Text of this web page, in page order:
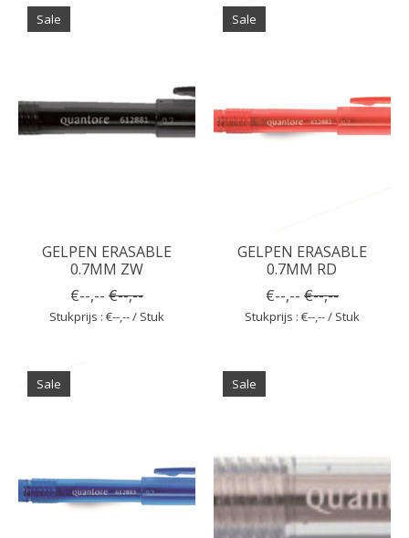
Sale
GELPEN ERASABLE
0.7MM ZW
€--,-- €--,--
Stukprijs : €--,-- / Stuk
Sale
GELPEN ERASABLE
0.7MM RD
€--,-- €--,--
Stukprijs : €--,-- / Stuk
Sale Sale